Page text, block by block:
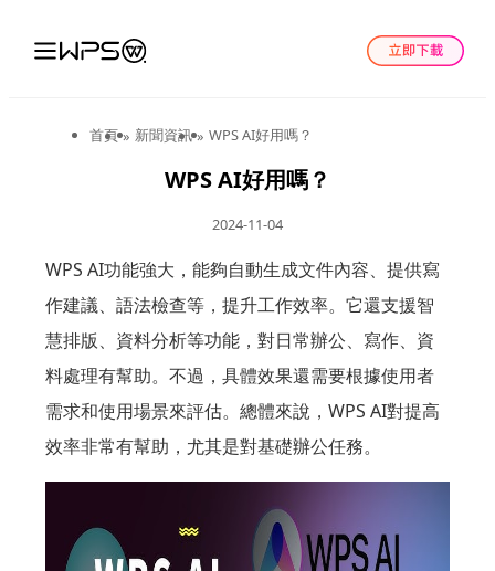
首頁 » 新聞資訊 » WPS AI好用嗎？
WPS AI好用嗎？
2024-11-04
WPS AI功能強大，能夠自動生成文件內容、提供寫
作建議、語法檢查等，提升工作效率。它還支援智
慧排版、資料分析等功能，對日常辦公、寫作、資
料處理有幫助。不過，具體效果還需要根據使用者
需求和使用場景來評估。總體來說，WPS AI對提高
效率非常有幫助，尤其是對基礎辦公任務。